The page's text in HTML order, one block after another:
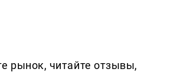
рынок, читайте отзывы,